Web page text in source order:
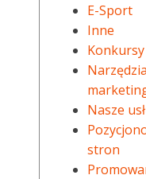
E-Sport
Inne
Konkursy
Nasze
stron